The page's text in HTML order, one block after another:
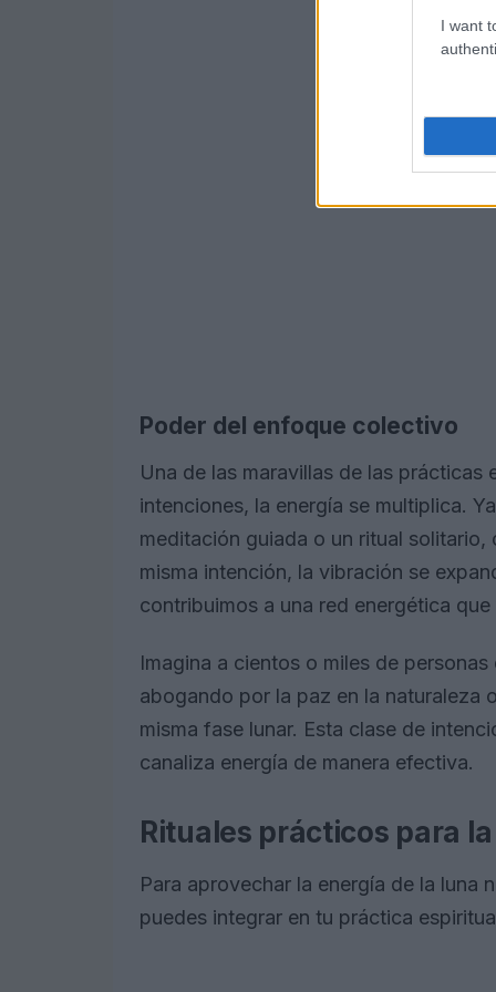
I want
Poder del enfoque colectivo
Una de las maravillas de las prácticas
intenciones, la energía se multiplica.
meditación guiada o un ritual
misma intención, la vibración se
contribuimos a una red energética
Imagina a cientos o miles de
abogando por la paz en la naturaleza
misma fase lunar. Esta clase de
canaliza energía de manera efectiva.
Rituales prácticos para
Para aprovechar la energía de la luna
puedes integrar en tu práctica